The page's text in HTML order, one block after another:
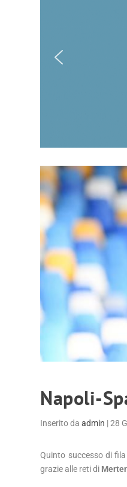
Napoli-
Inserito daadmin |28
Quinto successo di
grazie alle reti di